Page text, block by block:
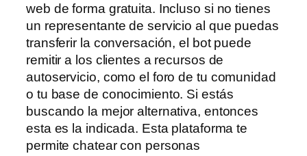
web de forma gratuita. Incluso si no tienes
un representante de servicio al que puedas
transferir la conversación, el bot puede
remitir a los clientes a recursos de
autoservicio, como el foro de tu comunidad
o tu base de conocimiento. Si estás
buscando la mejor alternativa, entonces
esta es la indicada. Esta plataforma te
permite chatear con personas